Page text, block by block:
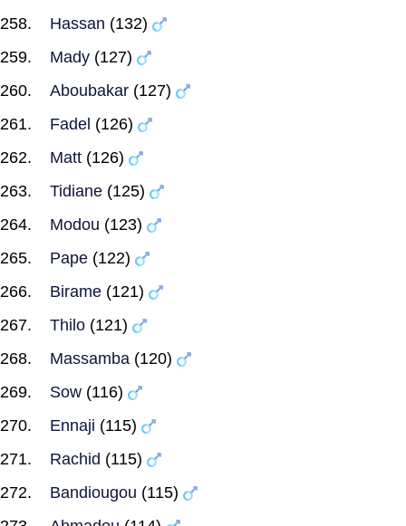
Hassan (132)
Mady (127)
Aboubakar (127)
Fadel (126)
Matt (126)
Tidiane (125)
Modou (123)
Pape (122)
Birame (121)
Thilo (121)
Massamba (120)
Sow (116)
Ennaji (115)
Rachid (115)
Bandiougou (115)